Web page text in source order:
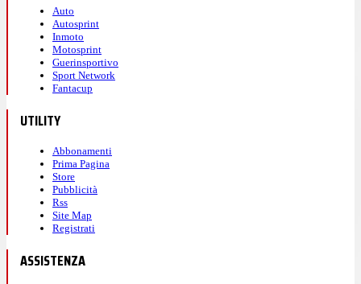
Auto
Autosprint
Inmoto
Motosprint
Guerinsportivo
Sport Network
Fantacup
UTILITY
Abbonamenti
Prima Pagina
Store
Pubblicità
Rss
Site Map
Registrati
ASSISTENZA